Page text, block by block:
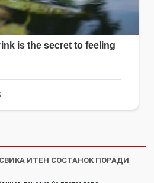
ИТЕН СОСТАНОК ПОРАДИ